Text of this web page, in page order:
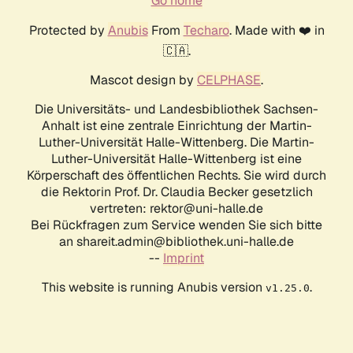
Protected by AnubisFrom Techaro. Made with ❤️ in
🇨🇦.
Mascot design by CELPHASE.
Die Universitäts- und Landesbibliothek Sachsen-
Anhalt ist eine zentrale Einrichtung der Martin-
Luther-Universität Halle-Wittenberg. Die Martin-
Luther-Universität Halle-Wittenberg ist eine
Körperschaft des öffentlichen Rechts. Sie wird durch
die Rektorin Prof. Dr. Claudia Becker gesetzlich
vertreten: rektor@uni-halle.de
Bei Rückfragen zum Service wenden Sie sich bitte
an shareit.admin@bibliothek.uni-halle.de
-- Imprint
This website is running Anubis version v1.25.0.